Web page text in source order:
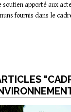
soutien apporté aux
fournis dans le